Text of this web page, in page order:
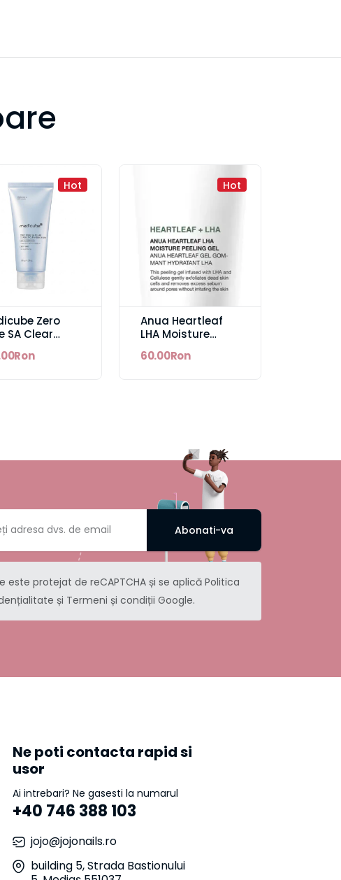
Hot
Zero
SA Clear
Foam
Hot
Anua Heartleaf
LHA Moisture
60.00Ron
este protejat de reCAPTCHA și se aplicăPolitica
și Termeni și condiții Google.
Abonati-va
Ne poti contacta rapid si
usor
Ai intrebari? Ne gasesti la numarul
+40 746 388 103
jojo@jojonails.ro
building 5, Strada Bastionului